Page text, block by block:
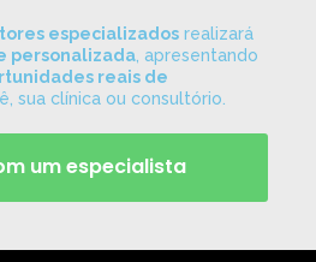
especializados realizará
personalizada , apresentando
reais de
sua clínica ou consultório.
um especialista